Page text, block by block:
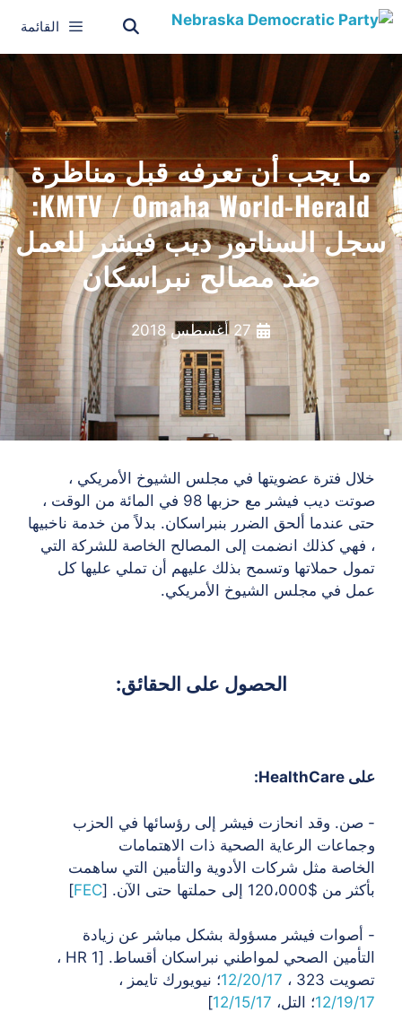
القائمة
ما يجب أن تعرفه قبل مناظرة
KMTV / Omaha World-Herald:
سجل السناتور ديب فيشر للعمل
ضد مصالح نبراسكان
27 أغسطس 2018
خلال فترة عضويتها في مجلس الشيوخ الأمريكي ،
صوتت ديب فيشر مع حزبها
98 في المائة من الوقت ،
حتى عندما ألحق الضرر بنبراسكان. بدلاً من خدمة ناخبيها
، فهي كذلك انضمت إلى المصالح الخاصة للشركة التي
تمول حملاتها وتسمح بذلك عليهم أن تملي عليها كل
عمل في مجلس الشيوخ الأمريكي.
الحصول على الحقائق:
على HealthCare:
- صن. وقد انحازت فيشر إلى رؤسائها في الحزب
وجماعات الرعاية الصحية ذات الاهتمامات
الخاصة مثل شركات الأدوية والتأمين التي ساهمت
بأكثر من $120،000 إلى حملتها حتى الآن. [ FEC
]
- أصوات فيشر مسؤولة بشكل مباشر عن زيادة
التأمين الصحي لمواطني نبراسكان
أقساط. [HR 1 ،
تصويت 323 ،
12/20/17؛ نيويورك تايمز ،
12/19/17؛ التل، 12/15/17
]